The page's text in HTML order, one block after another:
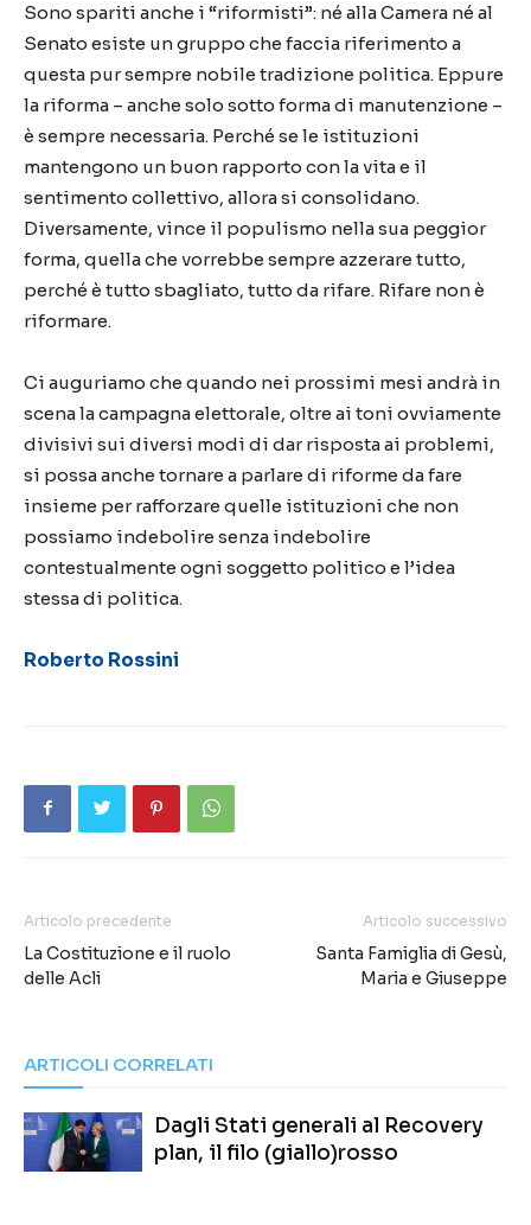
Sono spariti anche i “riformisti”: né alla Camera né al
Senato esiste un gruppo che faccia riferimento a
questa pur sempre nobile tradizione politica. Eppure
la riforma – anche solo sotto forma di manutenzione –
è sempre necessaria. Perché se le istituzioni
mantengono un buon rapporto con la vita e il
sentimento collettivo, allora si consolidano.
Diversamente, vince il populismo nella sua peggior
forma, quella che vorrebbe sempre azzerare tutto,
perché è tutto sbagliato, tutto da rifare. Rifare non è
riformare.
Ci auguriamo che quando nei prossimi mesi andrà in
scena la campagna elettorale, oltre ai toni ovviamente
divisivi sui diversi modi di dar risposta ai problemi,
si possa anche tornare a parlare di riforme da fare
insieme per rafforzare quelle istituzioni che non
possiamo indebolire senza indebolire
contestualmente ogni soggetto politico e l’idea
stessa di politica.
Roberto Rossini
Articolo precedente
La Costituzione e il ruolo
delle Acli
Articolo successivo
Santa Famiglia di Gesù,
Maria e Giuseppe
ARTICOLI CORRELATI
Dagli Stati generali al Recovery
plan, il filo (giallo)rosso